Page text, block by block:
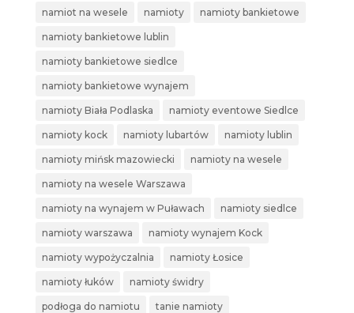
namiot na wesele namioty namioty bankietowe
namioty bankietowe lublin
namioty bankietowe siedlce
namioty bankietowe wynajem
namioty Biała Podlaska namioty eventowe Siedlce
namioty kock namioty lubartów namioty lublin
namioty mińsk mazowiecki namioty na wesele
namioty na wesele Warszawa
namioty na wynajem w Puławach namioty siedlce
namioty warszawa namioty wynajem Kock
namioty wypożyczalnia namioty Łosice
namioty łuków namioty świdry
podłoga do namiotu tanie namioty